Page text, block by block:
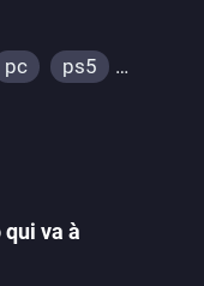
pc
ps5
va à